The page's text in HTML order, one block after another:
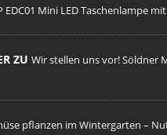
EDC01 Mini LED Taschenlampe
ZU Wir stellen uns vor! Söldner
pflanzen im Wintergarten –